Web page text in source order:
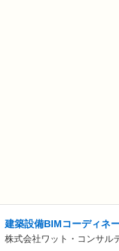
建築設備BIMコーディネ
株式会社ワット・コンサル